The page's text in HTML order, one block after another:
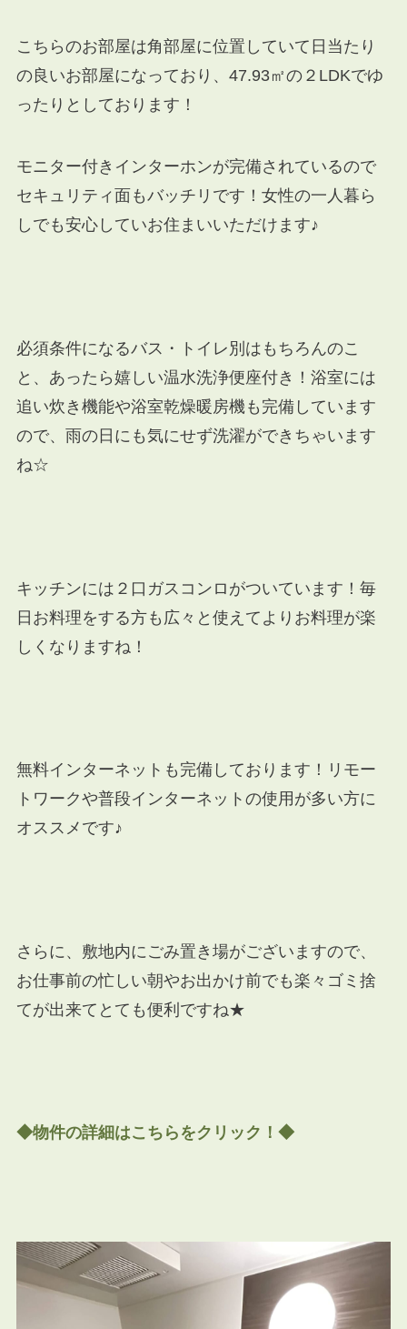
こちらのお部屋は角部屋に位置していて日当たり
の良いお部屋になっており、47.93㎡の２LDKでゆ
ったりとしております！
モニター付きインターホンが完備されているので
セキュリティ面もバッチリです！女性の一人暮ら
しでも安心していお住まいいただけます♪
必須条件になるバス・トイレ別はもちろんのこ
と、あったら嬉しい温水洗浄便座付き！浴室には
追い炊き機能や浴室乾燥暖房機も完備しています
ので、雨の日にも気にせず洗濯ができちゃいます
ね☆
キッチンには２口ガスコンロがついています！毎
日お料理をする方も広々と使えてよりお料理が楽
しくなりますね！
無料インターネットも完備しております！リモー
トワークや普段インターネットの使用が多い方に
オススメです♪
さらに、敷地内にごみ置き場がございますので、
お仕事前の忙しい朝やお出かけ前でも楽々ゴミ捨
てが出来てとても便利ですね★
◆物件の詳細はこちらをクリック！◆